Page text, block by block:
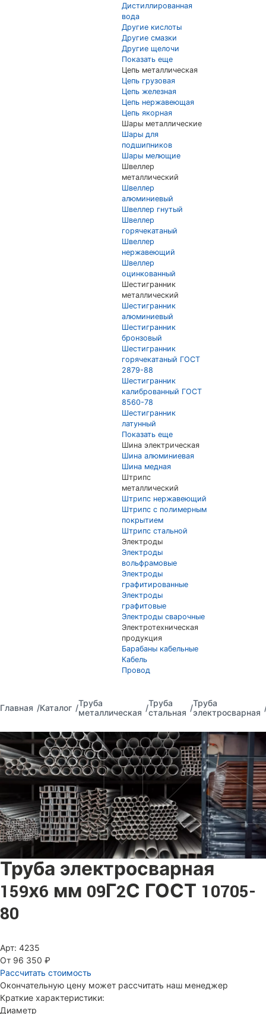
Дистиллированная
вода
Другие кислоты
Другие смазки
Другие щелочи
Показать еще
Цепь металлическая
Цепь грузовая
Цепь железная
Цепь нержавеющая
Цепь якорная
Шары металлические
Шары для
подшипников
Шары мелющие
Швеллер
металлический
Швеллер
алюминиевый
Швеллер гнутый
Швеллер
горячекатаный
Швеллер
нержавеющий
Швеллер
оцинкованный
Шестигранник
металлический
Шестигранник
алюминиевый
Шестигранник
бронзовый
Шестигранник
горячекатаный ГОСТ
2879-88
Шестигранник
калиброванный ГОСТ
8560-78
Шестигранник
латунный
Показать еще
Шина электрическая
Шина алюминиевая
Шина медная
Штрипс
металлический
Штрипс нержавеющий
Штрипс с полимерным
покрытием
Штрипс стальной
Электроды
Электроды
вольфрамовые
Электроды
графитированные
Электроды
графитовые
Электроды сварочные
Электротехническая
продукция
Барабаны кабельные
Кабель
Провод
Главная Каталог
Труба
металлическая
Труба
стальная
Труба
электросварная
Труба электросварная
159х6 мм 09Г2С ГОСТ 10705-
80
Арт: 4235
От 96 350 ₽
Рассчитать стоимость
Окончательную цену может рассчитать наш менеджер
Краткие характеристики:
Диаметр